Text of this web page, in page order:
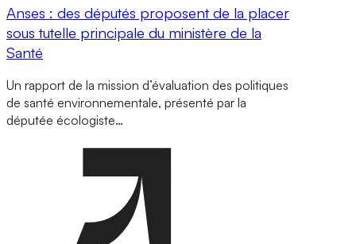
Anses : des députés proposent de la placer
sous tutelle principale du ministère de la
Santé
Un rapport de la mission d’évaluation des politiques
de santé environnementale, présenté par la
députée écologiste…